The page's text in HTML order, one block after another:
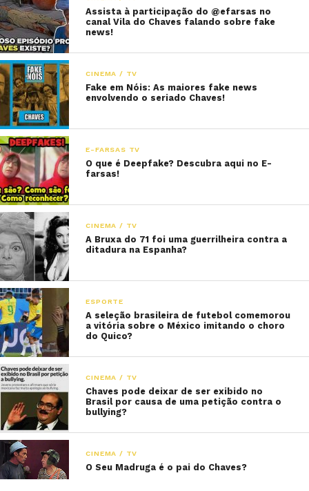
Assista à participação do @efarsas no
canal Vila do Chaves falando sobre fake
news!
CINEMA / TV
Fake em Nóis: As maiores fake news
envolvendo o seriado Chaves!
E-FARSAS TV
O que é Deepfake? Descubra aqui no E-
farsas!
CINEMA / TV
A Bruxa do 71 foi uma guerrilheira contra a
ditadura na Espanha?
ESPORTE
A seleção brasileira de futebol comemorou
a vitória sobre o México imitando o choro
do Quico?
CINEMA / TV
Chaves pode deixar de ser exibido no
Brasil por causa de uma petição contra o
bullying?
CINEMA / TV
O Seu Madruga é o pai do Chaves?